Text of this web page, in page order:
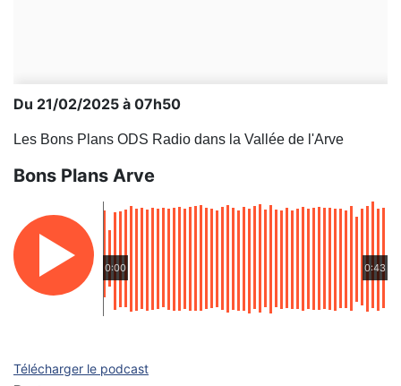
Du 21/02/2025 à 07h50
Les Bons Plans ODS Radio dans la Vallée de l'Arve
Bons Plans Arve
0:00 0:43
Télécharger le podcast